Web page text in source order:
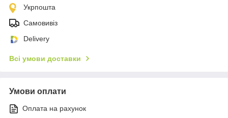
Укрпошта
Самовивіз
Delivery
Всі умови доставки
Умови оплати
Оплата на рахунок